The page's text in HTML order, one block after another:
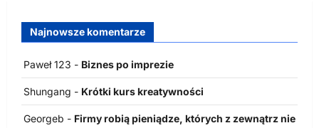
Najnowsze komentarze
Paweł 123 - Biznes po imprezie
Shungang - Krótki kurs kreatywności
Georgeb - Firmy robią pieniądze, których z zewnątrz nie